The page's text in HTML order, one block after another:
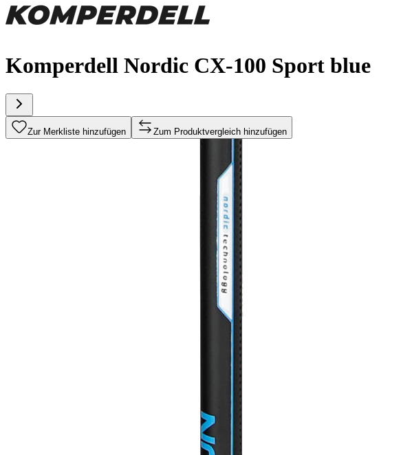
Komperdell Nordic CX-100 Sport blue
Zur Merkliste hinzufügen Zum Produktvergleich hinzufügen